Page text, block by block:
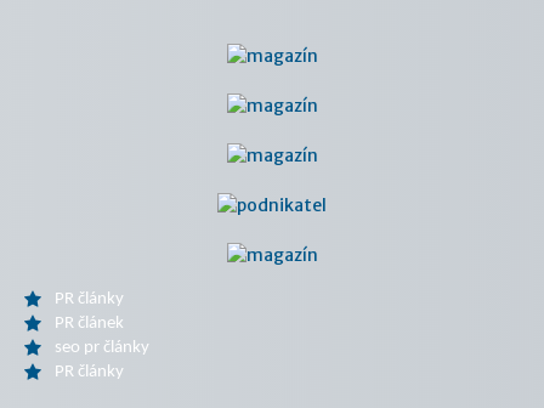
PR články
PR článek
seo pr články
PR články